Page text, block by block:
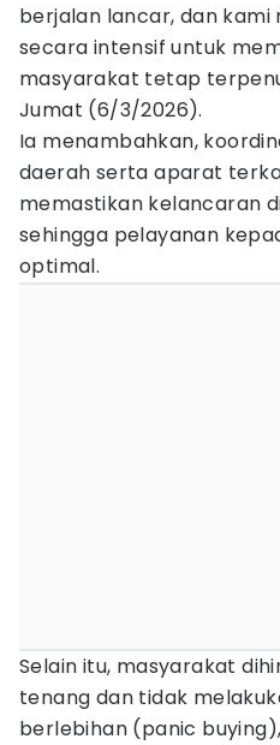
berjalan lancar, dan
secara intensif untuk
masyarakat tetap
Jumat (6/3/2026).
Ia menambahkan,
daerah serta aparat
memastikan kelancaran
sehingga pelayanan
optimal.
Selain itu, masyarakat
tenang dan tidak
berlebihan (panic